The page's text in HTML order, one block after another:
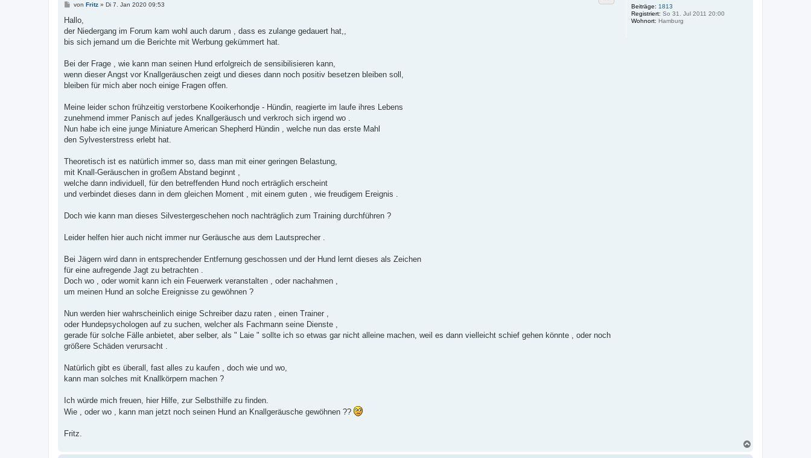
Beiträge: 1813
Registriert: So 31. Jul 2011 20:00
Wohnort: Hamburg
B
i
r
a
von Fritz» Di 7. Jan 2020 09:53
Hallo,
der Niedergang im Forum kam wohl auch darum , dass es zulange gedauert hat,,
bis sich jemand um die Berichte mit Werbung gekümmert hat.
Bei der Frage , wie kann man seinen Hund erfolgreich de sensibilisieren kann,
wenn dieser Angst vor Knallgeräuschen zeigt und dieses dann noch positiv besetzen bleiben soll,
bleiben für mich aber noch einige Fragen offen.
Meine leider schon frühzeitig verstorbene Kooikerhondje - Hündin, reagierte im laufe ihres Lebens
zunehmend immer Panisch auf jedes Knallgeräusch und verkroch sich irgend wo .
Nun habe ich eine junge Miniature American Shepherd Hündin , welche nun das erste Mahl
den Sylvesterstress erlebt hat.
Theoretisch ist es natürlich immer so, dass man mit einer geringen Belastung,
mit Knall-Geräuschen in großem Abstand beginnt ,
welche dann individuell, für den betreffenden Hund noch erträglich erscheint
und verbindet dieses dann in dem gleichen Moment , mit einem guten , wie freudigem Ereignis .
Doch wie kann man dieses Silvestergeschehen noch nachträglich zum Training durchführen ?
Leider helfen hier auch nicht immer nur Geräusche aus dem Lautsprecher .
Bei Jägern wird dann in entsprechender Entfernung geschossen und der Hund lernt dieses als Zeichen
für eine aufregende Jagt zu betrachten .
Doch wo , oder womit kann ich ein Feuerwerk veranstalten , oder nachahmen ,
um meinen Hund an solche Ereignisse zu gewöhnen ?
Nun werden hier wahrscheinlich einige Schreiber dazu raten , einen Trainer ,
oder Hundepsychologen auf zu suchen, welcher als Fachmann seine Dienste ,
gerade für solche Fälle anbietet, aber selber, als " Laie " sollte ich so etwas gar nicht alleine machen, weil es dann vielleicht schief gehen könnte , oder noch
größere Schäden verursacht .
Natürlich gibt es überall, fast alles zu kaufen , doch wie und wo,
kann man solches mit Knallkörpern machen ?
Ich würde mich freuen, hier Hilfe, zur Selbsthilfe zu finden.
Wie , oder wo , kann man jetzt noch seinen Hund an Knallgeräusche gewöhnen ??
Fritz.